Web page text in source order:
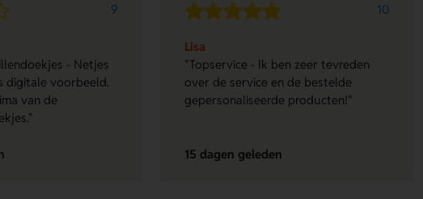
9
- Netjes
digitale voorbeeld.
van de
10
Lisa
"Topservice - Ik ben zeer tevreden
over de service en de bestelde
gepersonaliseerde producten!"
15 dagen geleden